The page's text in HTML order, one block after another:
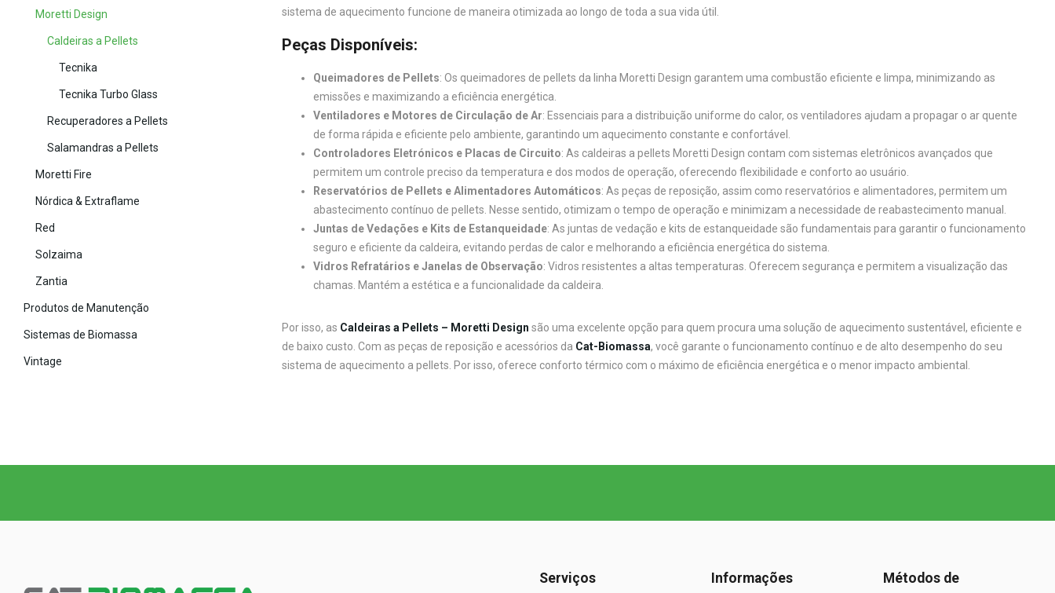
sistema de aquecimento funcione de maneira otimizada ao longo de toda a sua vida útil.
Peças Disponíveis:
Queimadores de Pellets: Os queimadores de pellets da linha Moretti Design garantem uma combustão eficiente e limpa, minimizando as
emissões e maximizando a eficiência energética.
Ventiladores e Motores de Circulação de Ar: Essenciais para a distribuição uniforme do calor, os ventiladores ajudam a propagar o ar quente
de forma rápida e eficiente pelo ambiente, garantindo um aquecimento constante e confortável.
Controladores Eletrónicos e Placas de Circuito: As caldeiras a pellets Moretti Design contam com sistemas eletrônicos avançados que
permitem um controle preciso da temperatura e dos modos de operação, oferecendo flexibilidade e conforto ao usuário.
Reservatórios de Pellets e Alimentadores Automáticos: As peças de reposição, assim como reservatórios e alimentadores, permitem um
abastecimento contínuo de pellets. Nesse sentido, otimizam o tempo de operação e minimizam a necessidade de reabastecimento manual.
Juntas de Vedações e Kits de Estanqueidade: As juntas de vedação e kits de estanqueidade são fundamentais para garantir o funcionamento
seguro e eficiente da caldeira, evitando perdas de calor e melhorando a eficiência energética do sistema.
Vidros Refratários e Janelas de Observação: Vidros resistentes a altas temperaturas. Oferecem segurança e permitem a visualização das
chamas. Mantém a estética e a funcionalidade da caldeira.
Por isso, as Caldeiras a Pellets – Moretti Design são uma excelente opção para quem procura uma solução de aquecimento sustentável, eficiente e
de baixo custo. Com as peças de reposição e acessórios da Cat-Biomassa, você garante o funcionamento contínuo e de alto desempenho do seu
sistema de aquecimento a pellets. Por isso, oferece conforto térmico com o máximo de eficiência energética e o menor impacto ambiental.
Moretti Design
Caldeiras a Pellets
Tecnika
Tecnika Turbo Glass
Recuperadores a Pellets
Salamandras a Pellets
Moretti Fire
Nórdica & Extraflame
Red
Solzaima
Zantia
Produtos de Manutenção
Sistemas de Biomassa
Vintage
Serviços Informações
Métodos de